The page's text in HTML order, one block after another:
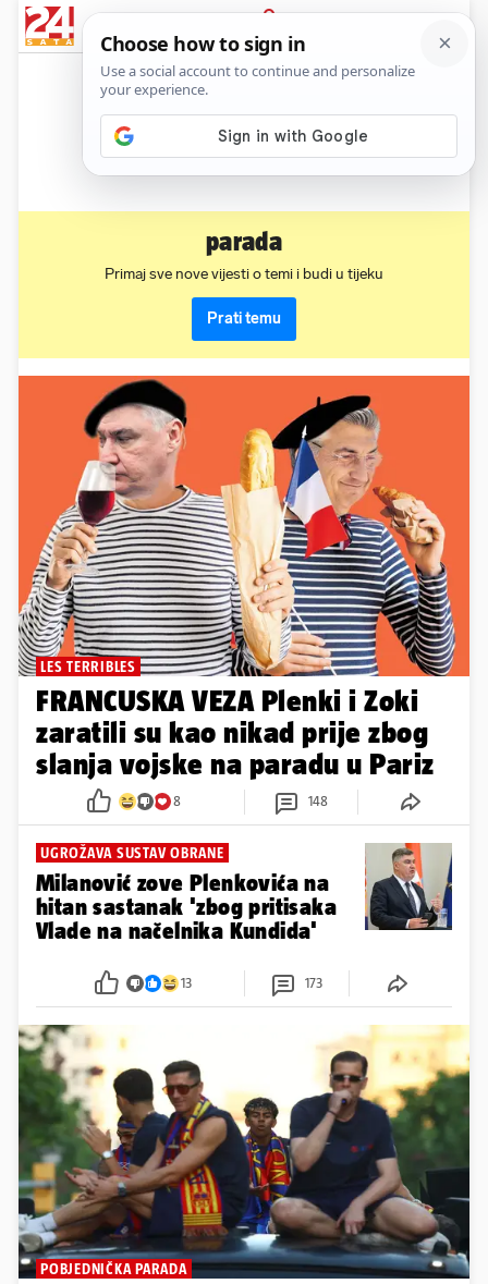
PRIJAVA
News
parada
Primaj sve nove vijesti o temi i budi u tijeku
Prati temu
LES TERRIBLES
FRANCUSKA VEZA Plenki i Zoki
zaratili su kao nikad prije zbog
slanja vojske na paradu u Pariz
8 148
UGROŽAVA SUSTAV OBRANE
Milanović zove Plenkovića na
hitan sastanak 'zbog pritisaka
Vlade na načelnika Kundida'
13 173
POBJEDNIČKA PARADA